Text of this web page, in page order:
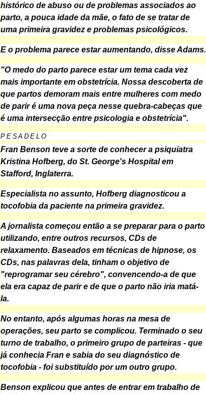
histórico de abuso ou de problemas associados ao
parto, a pouca idade da mãe, o fato de se tratar de
uma primeira gravidez e problemas psicológicos.
E o problema parece estar aumentando, disse Adams.
"O medo do parto parece estar um tema cada vez
mais importante em obstetrícia. Nossa descoberta de
que partos demoram mais entre mulheres com medo
de parir é uma nova peça nesse quebra-cabeças que
é uma intersecção entre psicologia e obstetrícia".
PESADELO
Fran Benson teve a sorte de conhecer a psiquiatra
Kristina Hofberg, do St. George's Hospital em
Stafford, Inglaterra.
Especialista no assunto, Hofberg diagnosticou a
tocofobia da paciente na primeira gravidez.
A jornalista começou então a se preparar para o parto
utilizando, entre outros recursos, CDs de
relaxamento. Baseados em técnicas de hipnose, os
CDs, nas palavras dela, tinham o objetivo de
"reprogramar seu cérebro", convencendo-a de que
ela era capaz de parir e de que o parto não iria matá-
la.
No entanto, após algumas horas na mesa de
operações, seu parto se complicou. Terminado o seu
turno de trabalho, o primeiro grupo de parteiras - que
já conhecia Fran e sabia do seu diagnóstico de
tocofobia - foi substituído por um outro grupo.
Benson explicou que antes de entrar em trabalho de